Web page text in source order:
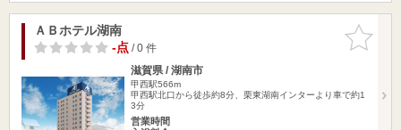
お気に入
りに追加
ＡＢホテル湖南
-点/ 0 件
滋賀県 / 湖南市
甲西駅566m
甲西駅北口から徒歩約8分、栗東湖南インターより車で約1
3分
営業時間